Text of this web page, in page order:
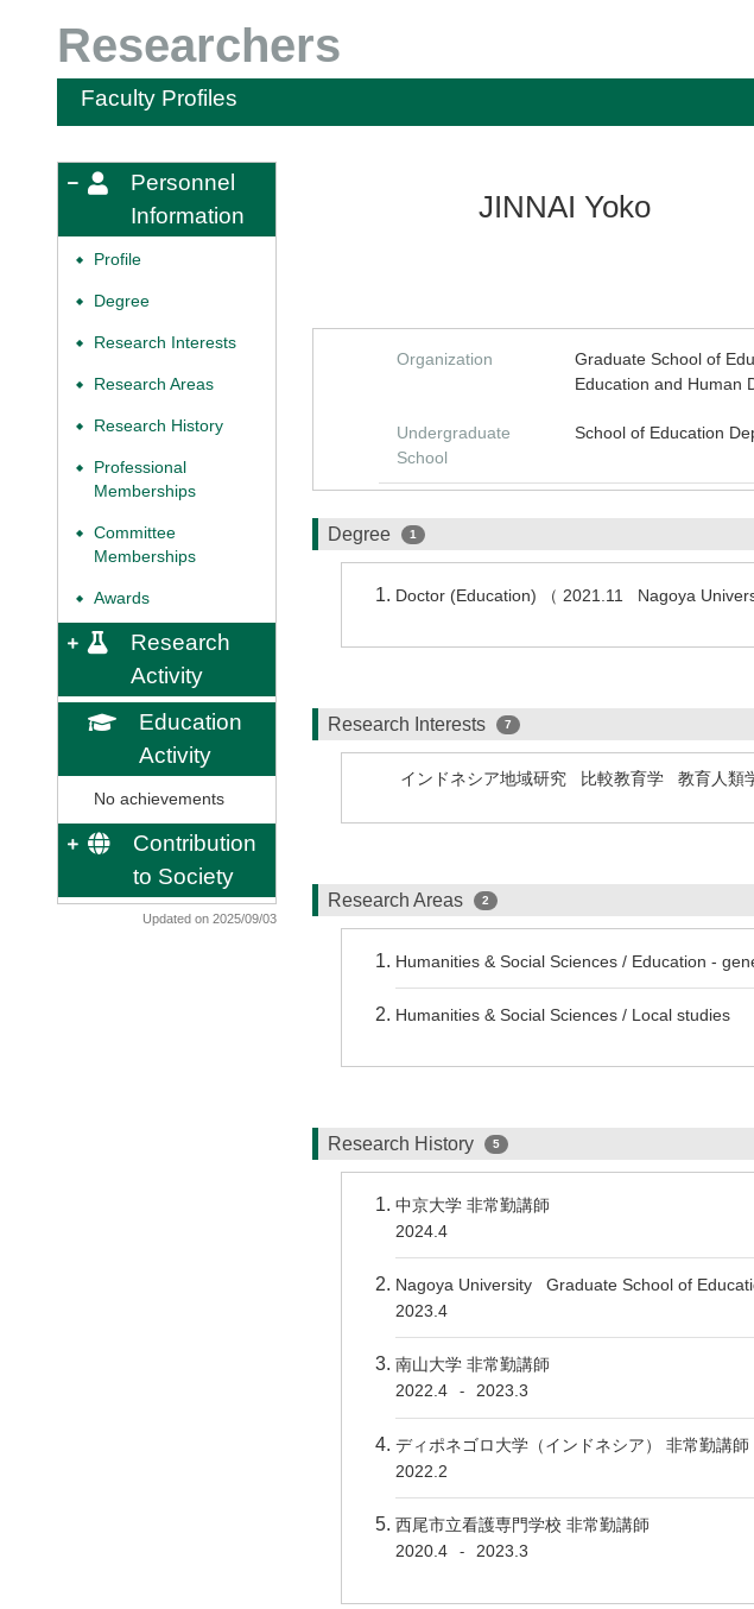
Researchers
Faculty Profiles
Personnel
Information
◆ Profile
◆ Degree
◆ Research Interests
◆ Research Areas
◆ Research History
◆
Professional
Memberships
◆
Committee
Memberships
◆ Awards
Research
Activity
Education
Activity
No achievements
Contribution
to Society
Updated on 2025/09/03
JINNAI Yoko
Organization
Graduate School of
Education and Human
Undergraduate
School
School of Education
Degree 1
Doctor (Education) （ 2021.11 Nagoya
Research Interests 7
インドネシア地域研究 比較教育学 教育人類
Research Areas 2
Humanities & Social Sciences / Education -
Humanities & Social Sciences / Local studies
Research History 5
中京大学 非常勤講師
2024.4
Nagoya University Graduate School of
2023.4
南山大学 非常勤講師
2022.4
- 2023.3
ディポネゴロ大学（インドネシア） 非常勤講師
2022.2
西尾市立看護専門学校 非常勤講師
2020.4
- 2023.3